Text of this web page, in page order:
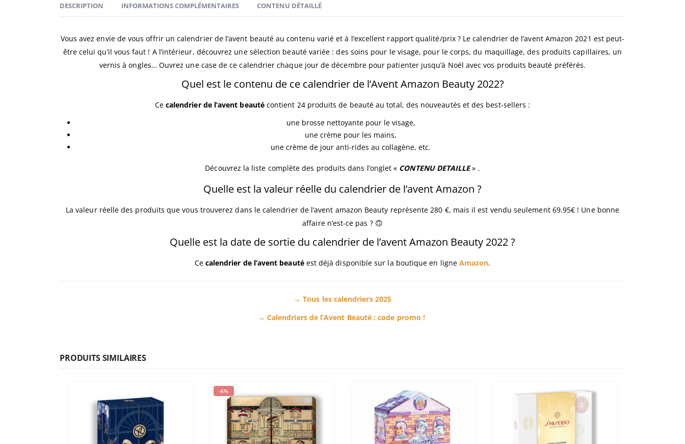
DESCRIPTION INFORMATIONS COMPLÉMENTAIRES CONTENU DÉTAILLÉ
Vous avez envie de vous offrir un calendrier de l’avent beauté au contenu varié et à l’excellent rapport qualité/prix ? Le calendrier de l’avent Amazon 2021 est peut-
être celui qu’il vous faut ! A l’intérieur, découvrez une sélection beauté variée : des soins pour le visage, pour le corps, du maquillage, des produits capillaires, un
vernis à ongles… Ouvrez une case de ce calendrier chaque jour de décembre pour patienter jusqu’à Noël avec vos produits beauté préférés.
Quel est le contenu de ce calendrier de l’Avent Amazon Beauty 2022?
Ce calendrier de l’avent beautécontient 24 produits de beauté au total, des nouveautés et des best-sellers :
une brosse nettoyante pour le visage,
une crème pour les mains,
une crème de jour anti-rides au collagène, etc.
Découvrez la liste complète des produits dans l’onglet « CONTENU DETAILLE» .
Quelle est la valeur réelle du calendrier de l’avent Amazon ?
La valeur réelle des produits que vous trouverez dans le calendrier de l’avent amazon Beauty représente 280 €, mais il est vendu seulement 69.95€ ! Une bonne
affaire n’est-ce pas ? 🙃
Quelle est la date de sortie du calendrier de l’avent Amazon Beauty 2022 ?
Ce calendrier de l’avent beautéest déjà disponible sur la boutique en ligne Amazon.
→ Tous les calendriers 2025
→ Calendriers de l’Avent Beauté : code promo !
PRODUITS SIMILAIRES
-6%